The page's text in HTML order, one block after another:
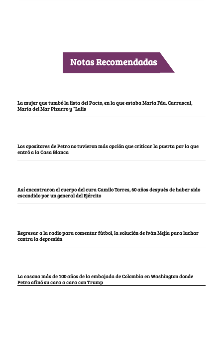
Notas Recomendadas
La mujer que tumbó la lista del Pacto, en la que estaba María Fda. Carrascal,
María del Mar Pizarro y “Lalis
Los opositores de Petro no tuvieron más opción que criticar la puerta por la que
entró a la Casa Blanca
Así encontraron el cuerpo del cura Camilo Torres, 60 años después de haber sido
escondido por un general del Ejército
Regresar a la radio para comentar fútbol, la solución de Iván Mejía para luchar
contra la depresión
La casona más de 100 años de la embajada de Colombia en Washington donde
Petro afinó su cara a cara con Trump